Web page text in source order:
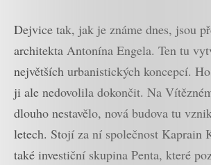
Dejvice tak, jak je známe dnes, jsou
architekta Antonína Engela. Ten tu
největších urbanistických koncepcí.
ji ale nedovolila dokončit. Na
dlouho nestavělo, nová budova tu
letech. Stojí za ní společnost Kaprain
také investiční skupina Penta, které